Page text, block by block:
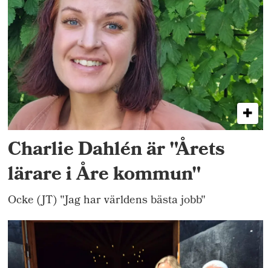
Charlie Dahlén är "Årets
lärare i Åre kommun"
Ocke (JT) "Jag har världens bästa jobb"